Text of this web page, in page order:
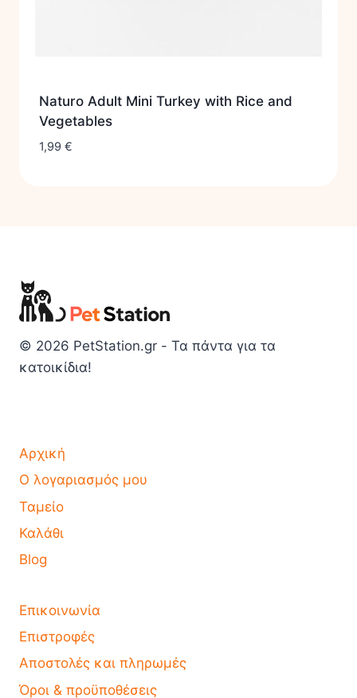
Naturo Adult Mini Turkey with Rice and
Vegetables
1,99 €
© 2026 PetStation.gr - Τα πάντα για τα
κατοικίδια!
Αρχική
Ο λογαριασμός μου
Ταμείο
Καλάθι
Blog
Επικοινωνία
Επιστροφές
Αποστολές και πληρωμές
Όροι & προϋποθέσεις